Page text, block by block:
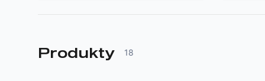
Produkty 18